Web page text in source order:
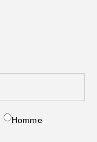
Homme